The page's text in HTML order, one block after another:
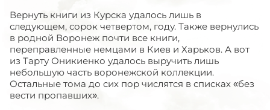
Вернуть книги из Курска удалось лишь в
следующем, сорок четвертом, году. Также вернулись
в родной Воронеж почти все книги,
переправленные немцами в Киев и Харьков. А вот
из Тарту Оникиенко удалось выручить лишь
небольшую часть воронежской коллекции.
Остальные тома до сих пор числятся в списках «без
вести пропавших».